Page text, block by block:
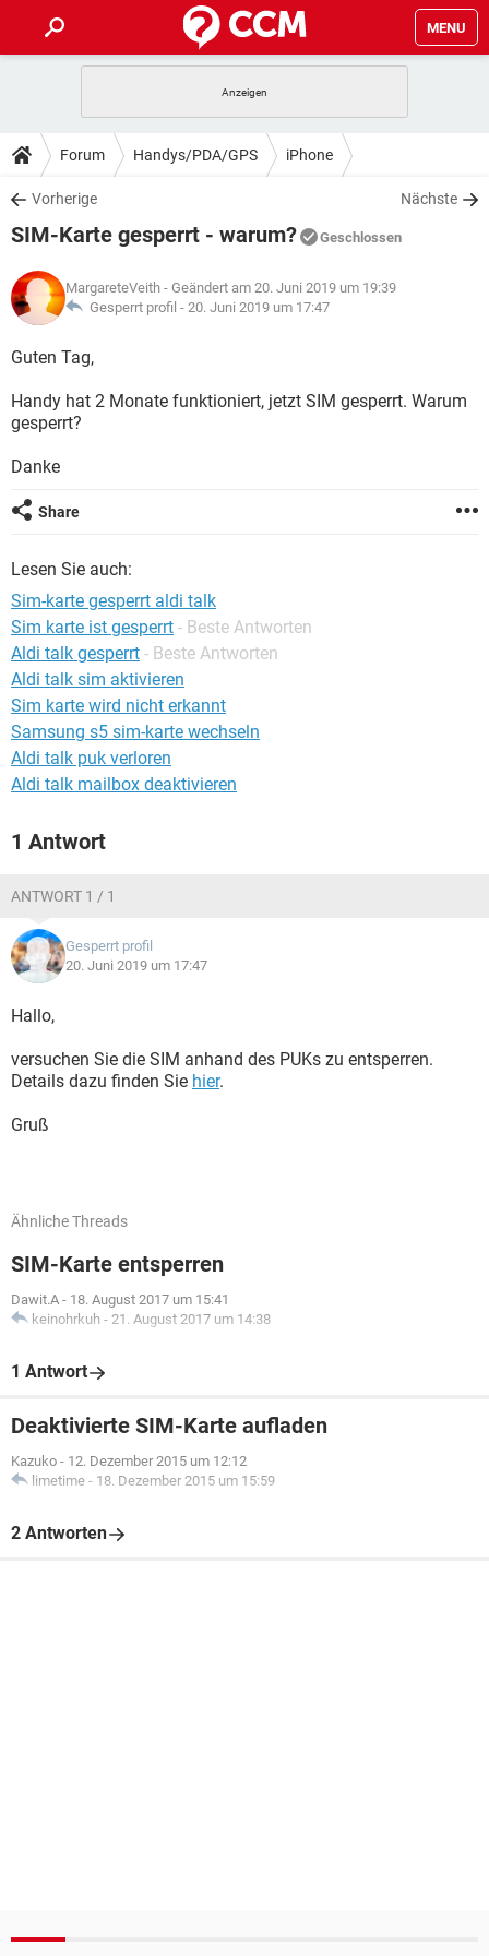
MENU
ANDROID IOS
WINDOWS 10
WHATSAPP TIKTOK
FACEBOOK
TIPPS & TRICKS
SPIELE STREAMING
WHATSAPP TIKTOK
FACEBOOK
DOWNLOADS
SPIELE STREAMING
ANDROID
WINDOWS 10 INSTAGRAM
WHATSAPP
SPIELE STREAMING
ANDROID
WINDOWS 10
WHATSAPP TIKTOK
LEXIKON
SPIELE
WINDOWS 10
WHATSAPP
FACEBOOK
Forum Handys/PDA/GPS iPhone
Vorherige Nächste
SIM-Karte gesperrt - warum? Geschlossen
MargareteVeith - Geändert am 20. Juni 2019 um 19:39
Gesperrt profil - 20. Juni 2019 um 17:47
Guten Tag,
Handy hat 2 Monate funktioniert, jetzt SIM gesperrt. Warum
gesperrt?
Danke
Share
Lesen Sie auch:
Sim-karte gesperrt aldi talk
Sim karte ist gesperrt - Beste Antworten
Aldi talk gesperrt - Beste Antworten
Aldi talk sim aktivieren
Sim karte wird nicht erkannt
Samsung s5 sim-karte wechseln
Aldi talk puk verloren
Aldi talk mailbox deaktivieren
1 Antwort
ANTWORT 1 / 1
Gesperrt profil
20. Juni 2019 um 17:47
Hallo,
versuchen Sie die SIM anhand des PUKs zu entsperren.
Details dazu finden Sie hier.
Gruß
Ähnliche Threads
SIM-Karte entsperren
Dawit.A - 18. August 2017 um 15:41
keinohrkuh - 21. August 2017 um 14:38
1 Antwort
Deaktivierte SIM-Karte aufladen
Kazuko - 12. Dezember 2015 um 12:12
limetime - 18. Dezember 2015 um 15:59
2 Antworten